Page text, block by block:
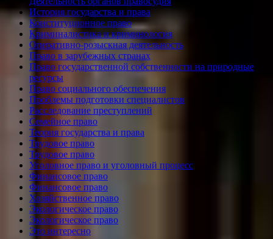
История государства и права
Конституционное право
Криминалистика и криминология
Оперативно-розыскная деятельность
Право в зарубежных странах
Право государственной собственности на природные
ресурсы
Право социального обеспечения
Проблемы подготовки специалистов
Расследование преступлений
Семейное право
Теория государства и права
Трудовое право
Трудовое право
Уголовное право и уголовный процесс
Финансовое право
Финансовое право
Хозяйственное право
Экологическое право
Экологическое право
Это интересно